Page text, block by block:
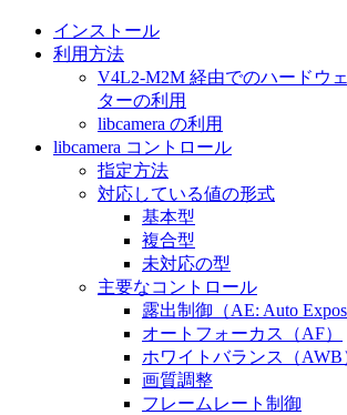
インストール
利用方法
V4L2-M2M 経由でのハードウ
ターの利用
libcamera の利用
libcamera コントロール
指定方法
対応している値の形式
基本型
複合型
未対応の型
主要なコントロール
露出制御（AE: Auto
オートフォーカス（AF）
ホワイトバランス（AWB
画質調整
フレームレート制御